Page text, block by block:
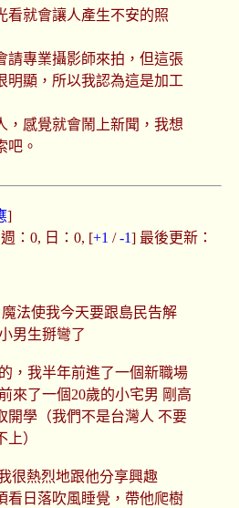
看就會讓人產生不安的照
請專業攝影師來拍，但這張
明顯，所以我認為這是加工
，感覺就會鬧上新聞，我想
吧。
]
：0, 日：0, [+1 /-1] 最後更新：
魔法使我今天要跟島民告解
男生掰彎了
，我半年前進了一個新職場
來了一個20歲的小宅男 剛高
開學（我們不是台灣人 不要
）
很熱烈地跟他分享興趣
看日落吹風睡覺，帶他爬樹